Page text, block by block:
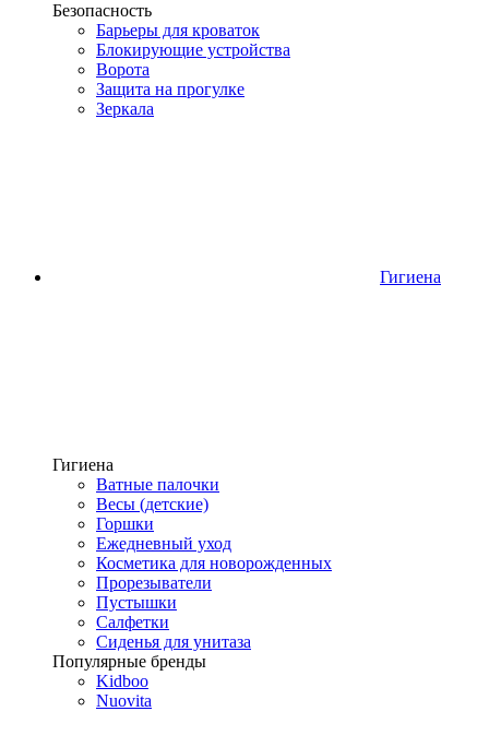
Безопасность
Барьеры для кроваток
Блокирующие устройства
Ворота
Защита на прогулке
Зеркала
Гигиена
Гигиена
Ватные палочки
Весы (детские)
Горшки
Ежедневный уход
Косметика для новорожденных
Прорезыватели
Пустышки
Салфетки
Сиденья для унитаза
Популярные бренды
Kidboo
Nuovita